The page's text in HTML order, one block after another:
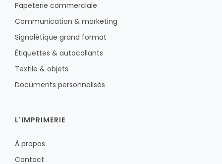
Papeterie commerciale
Communication & marketing
Signalétique grand format
Étiquettes & autocollants
Textile & objets
Documents personnalisés
L'IMPRIMERIE
À propos
Contact